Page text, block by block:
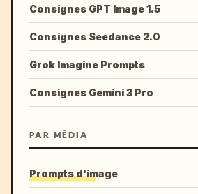
Consignes GPT Image 1.5
Consignes Seedance 2.0
Grok Imagine Prompts
Consignes Gemini 3 Pro
PAR MÉDIA
Prompts d'image